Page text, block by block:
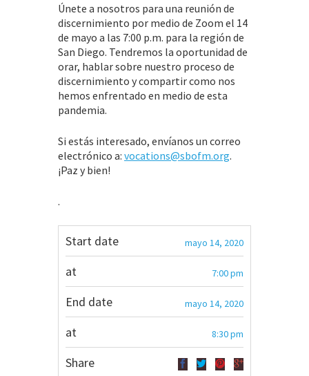
Únete a nosotros para una reunión de
discernimiento por medio de Zoom el 14
de mayo a las 7:00 p.m. para la región de
San Diego. Tendremos la oportunidad de
orar, hablar sobre nuestro proceso de
discernimiento y compartir como nos
hemos enfrentado en medio de esta
pandemia.
Si estás interesado, envíanos un correo
electrónico a: vocations@sbofm.org.
¡Paz y bien!
.
Start date mayo 14, 2020
at 7:00 pm
End date mayo 14, 2020
at 8:30 pm
Share